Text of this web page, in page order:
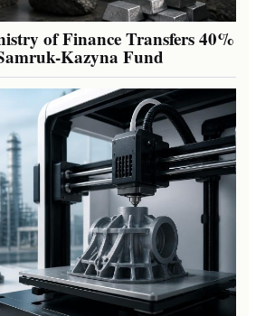
of Finance Transfers 40%
Kazyna Fund